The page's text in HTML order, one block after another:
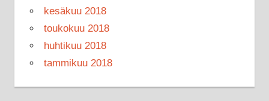
kesäkuu 2018
toukokuu 2018
huhtikuu 2018
tammikuu 2018